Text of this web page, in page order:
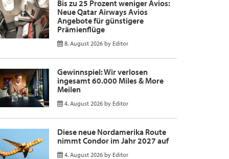
Bis zu 25 Prozent weniger Avios:
Neue Qatar Airways Avios
Angebote für günstigere
Prämienflüge
8. August 2026 by Editor
Gewinnspiel: Wir verlosen
ingesamt 60.000 Miles & More
Meilen
4. August 2026 by Editor
Diese neue Nordamerika Route
nimmt Condor im Jahr 2027 auf
4. August 2026 by Editor